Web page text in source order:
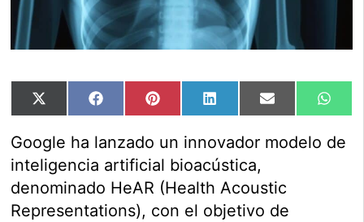
Compartir
en
X
Compartir
en
FacebookCompartir
en
PinterestCompartir
en
LinkedInCompartir
en
Email
en
Google ha lanzado un innovador modelo de
inteligencia artificial bioacústica,
denominado HeAR (Health Acoustic
Representations), con el objetivo de